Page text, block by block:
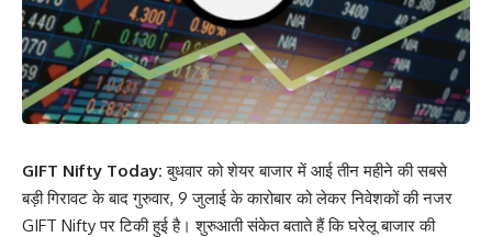
GIFT Nifty Today: बुधवार को शेयर बाजार में आई तीन महीने की सबसे
बड़ी गिरावट के बाद गुरुवार, 9 जुलाई के कारोबार को लेकर निवेशकों की नजर
GIFT Nifty पर टिकी हुई है। शुरुआती संकेत बताते हैं कि घरेलू बाजार की